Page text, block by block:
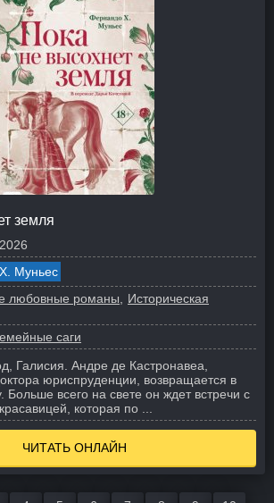
земля
Муньес
любовные романы
Историческая
саги
Галисия. Андре де Кастронавеа,
юриспруденции, возвращается в
Больше всего на свете он ждет встречи с
которая по ...
ЧИТАТЬ ОНЛАЙН